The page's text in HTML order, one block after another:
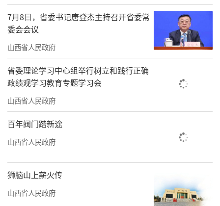
可以看到外侧的风景，也不会感到压抑。据
悉，声屏障安装完成后，整体降噪效果可达15
分贝。声屏障能挡住相当一部分噪声，声屏障
的降噪效果已有大量实践验证，对中低层住户
的改善尤为明显。
声屏障的安装对中环路沿途居民来说是个
好消息，它的出现可以有效降低交通噪声，市
民们也纷纷为这一惠民举措点赞。在太原市南
中环高架桥附近居住的范建新告诉记者：“安
静的睡眠是最基本的民生之一，安装了声屏
障，我们的生活更加安静，噪声污染治理让城
市管理也有了温度。”
7月8日，省委书记唐登杰主持召开省委常
委会会议
山西省人民政府
省委理论学习中心组举行树立和践行正确
政绩观学习教育专题学习会
山西省人民政府
百年阀门踏新途
山西省人民政府
狮脑山上薪火传
山西省人民政府